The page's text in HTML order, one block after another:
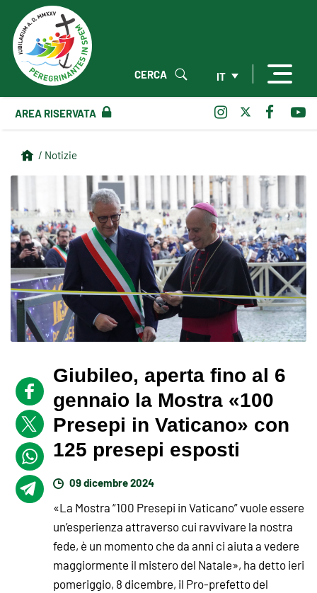
IT
CERCA
AREA RISERVATA
/ Notizie
Giubileo, aperta fino al 6
gennaio la Mostra «100
Presepi in Vaticano» con
125 presepi esposti
09 dicembre 2024
«La Mostra “100 Presepi in Vaticano” vuole essere
un’esperienza attraverso cui ravvivare la nostra
fede, è un momento che da anni ci aiuta a vedere
maggiormente il mistero del Natale», ha detto ieri
pomeriggio, 8 dicembre, il Pro-prefetto del